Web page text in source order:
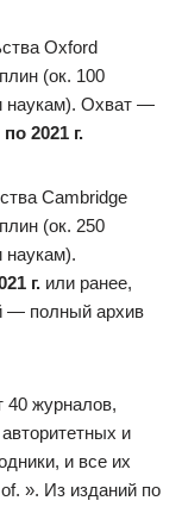
Oxford
(ок. 100
наукам). Охват —
по 2021 г.
Cambridge
(ок. 250
наукам).
г. или ранее,
— полный архив
40 журналов,
и
и все их
». Из изданий по